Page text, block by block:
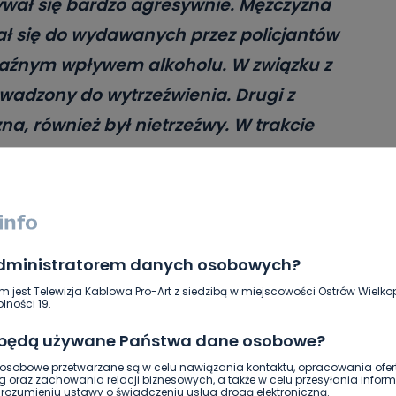
danych osobowych?
jest Telewizja Kablowa Pro-Art z siedzibą w miejscowości Ostrów
19.
używane Państwa dane osobowe?
przetwarzane są w celu nawiązania kontaktu, opracowania
oraz zachowania relacji biznesowych, a także w celu przesyłania
ustawy o świadczeniu usług drogą elektroniczną.
się do wydawanych przez policjantów
wpływem alkoholu. W związku z
do wytrzeźwienia. Drugi z
również był nietrzeźwy. W trakcie
ujawnili przy nim kilka woreczków z
środki zostały poddane
asp. Ewa Golińska-Jurasz, oficer
przy mężczyźnie to ponad 200
amfetaminy, marihuana oraz inne
zabezpieczonych środków